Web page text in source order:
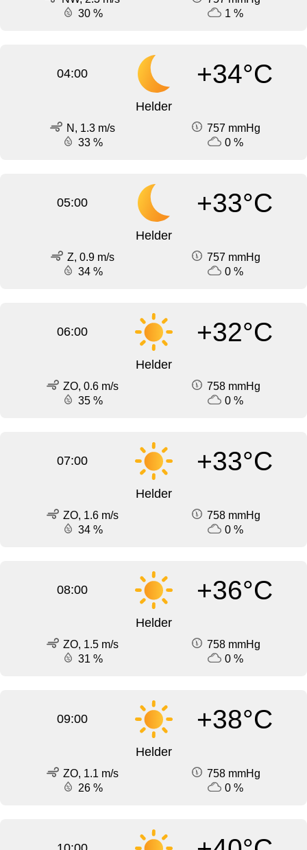
30 %
1 %
04:00 +34°C
Helder
N, 1.3 m/s
757 mmHg
33 %
0 %
05:00 +33°C
Helder
Z, 0.9 m/s
757 mmHg
34 %
0 %
06:00 +32°C
Helder
ZO, 0.6 m/s
758 mmHg
35 %
0 %
07:00 +33°C
Helder
ZO, 1.6 m/s
758 mmHg
34 %
0 %
08:00 +36°C
Helder
ZO, 1.5 m/s
758 mmHg
31 %
0 %
09:00 +38°C
Helder
ZO, 1.1 m/s
758 mmHg
26 %
0 %